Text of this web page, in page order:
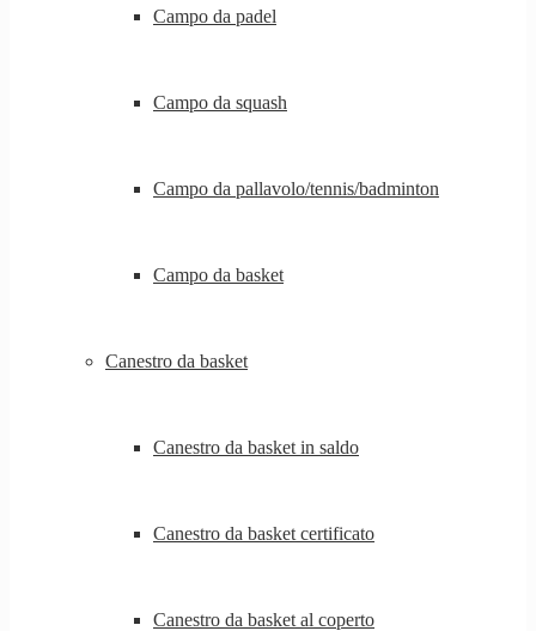
Campo da padel
Campo da squash
Campo da pallavolo/tennis/badminton
Campo da basket
Canestro da basket
Canestro da basket in saldo
Canestro da basket certificato
Canestro da basket al coperto